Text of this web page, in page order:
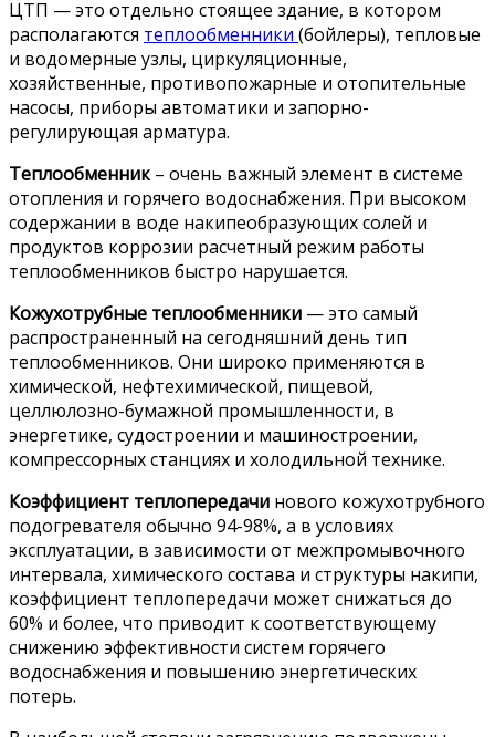
ЦТП — это отдельно стоящее здание, в котором
располагаются теплообменники (бойлеры), тепловые
и водомерные узлы, циркуляционные,
хозяйственные, противопожарные и отопительные
насосы, приборы автоматики и запорно-
регулирующая арматура.
Теплообменник– очень важный элемент в системе
отопления и горячего водоснабжения. При высоком
содержании в воде накипеобразующих солей и
продуктов коррозии расчетный режим работы
теплообменников быстро нарушается.
Кожухотрубные теплообменники — это самый
распространенный на сегодняшний день тип
теплообменников. Они широко применяются в
химической, нефтехимической, пищевой,
целлюлозно-бумажной промышленности, в
энергетике, судостроении и машиностроении,
компрессорных станциях и холодильной технике.
Коэффициент теплопередачи нового кожухотрубного
подогревателя обычно 94-98%, а в условиях
эксплуатации, в зависимости от межпромывочного
интервала, химического состава и структуры накипи,
коэффициент теплопередачи может снижаться до
60% и более, что приводит к соответствующему
снижению эффективности систем горячего
водоснабжения и повышению энергетических
потерь.